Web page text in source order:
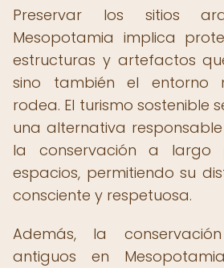
Preservar los sitios
Mesopotamia implica
estructuras y artefactos
sino también el entorno
rodea. El turismo sostenible
una alternativa
la conservación a largo
espacios, permitiendo su
consciente y respetuosa.
Además, la
antiguos en